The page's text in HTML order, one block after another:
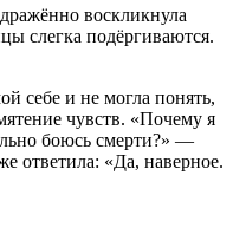
воскликнула
слегка подёргиваются.
себе и не могла понять,
чувств. «Почему я
боюсь смерти?» —
ответила: «Да, наверное.